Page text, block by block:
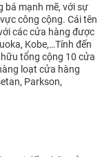
bá mạnh mẽ, với sự
công cộng. Cái tên
các cửa hàng được
Kobe,…Tính đến
tổng cộng 10 cửa
loạt cửa hàng
Parkson,